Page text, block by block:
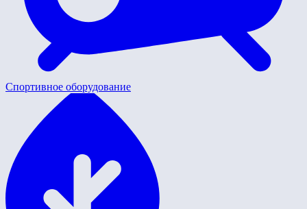
Спортивное оборудование